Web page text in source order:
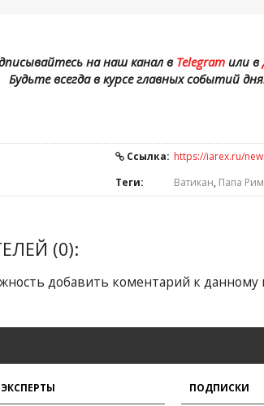
на наш канал вTelegramили в
Будьте всегда в курсе главных событий
Ссылка: https://iarex.ru/
Теги: Ватикан, Папа
(0):
добавить коментарий к данному
ЭКСПЕРТЫ ПОДПИСКИ